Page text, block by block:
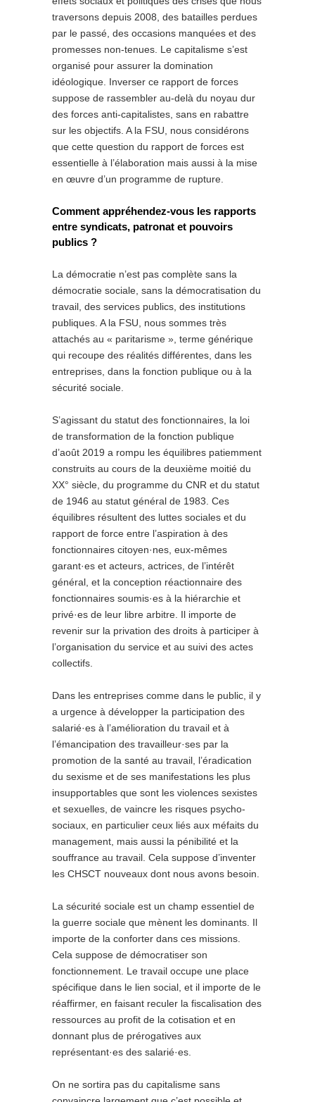
traversons depuis 2008, des batailles perdues
par le passé, des occasions manquées et des
promesses non-tenues. Le capitalisme s’est
organisé pour assurer la domination
idéologique. Inverser ce rapport de forces
suppose de rassembler au-delà du noyau dur
des forces anti-capitalistes, sans en rabattre
sur les objectifs. A la FSU, nous considérons
que cette question du rapport de forces est
essentielle à l’élaboration mais aussi à la mise
en œuvre d’un programme de rupture.
Comment appréhendez-vous les rapports
entre syndicats, patronat et pouvoirs
publics ?
La démocratie n’est pas complète sans la
démocratie sociale, sans la démocratisation du
travail, des services publics, des institutions
publiques. A la FSU, nous sommes très
attachés au « paritarisme », terme générique
qui recoupe des réalités différentes, dans les
entreprises, dans la fonction publique ou à la
sécurité sociale.
S’agissant du statut des fonctionnaires, la loi
de transformation de la fonction publique
d’août 2019 a rompu les équilibres patiemment
construits au cours de la deuxième moitié du
XX° siècle, du programme du CNR et du statut
de 1946 au statut général de 1983. Ces
équilibres résultent des luttes sociales et du
rapport de force entre l’aspiration à des
fonctionnaires citoyen·nes, eux-mêmes
garant·es et acteurs, actrices, de l’intérêt
général, et la conception réactionnaire des
fonctionnaires soumis·es à la hiérarchie et
privé·es de leur libre arbitre. Il importe de
revenir sur la privation des droits à participer à
l’organisation du service et au suivi des actes
collectifs.
Dans les entreprises comme dans le public, il y
a urgence à développer la participation des
salarié·es à l’amélioration du travail et à
l’émancipation des travailleur·ses par la
promotion de la santé au travail, l’éradication
du sexisme et de ses manifestations les plus
insupportables que sont les violences sexistes
et sexuelles, de vaincre les risques psycho-
sociaux, en particulier ceux liés aux méfaits du
management, mais aussi la pénibilité et la
souffrance au travail. Cela suppose d’inventer
les CHSCT nouveaux dont nous avons besoin.
La sécurité sociale est un champ essentiel de
la guerre sociale que mènent les dominants. Il
importe de la conforter dans ces missions.
Cela suppose de démocratiser son
fonctionnement. Le travail occupe une place
spécifique dans le lien social, et il importe de le
réaffirmer, en faisant reculer la fiscalisation des
ressources au profit de la cotisation et en
donnant plus de prérogatives aux
représentant·es des salarié·es.
On ne sortira pas du capitalisme sans